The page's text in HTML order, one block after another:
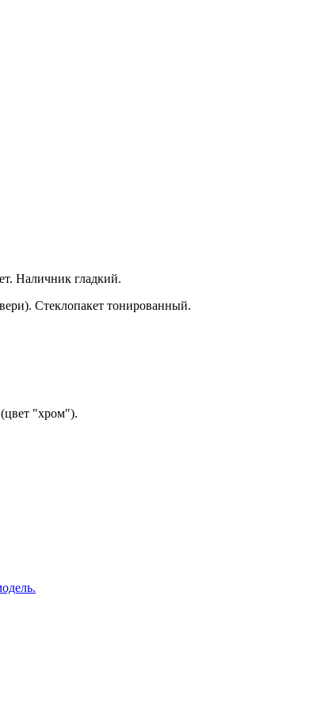
Наличник гладкий.
Стеклопакет тонированный.
"хром").